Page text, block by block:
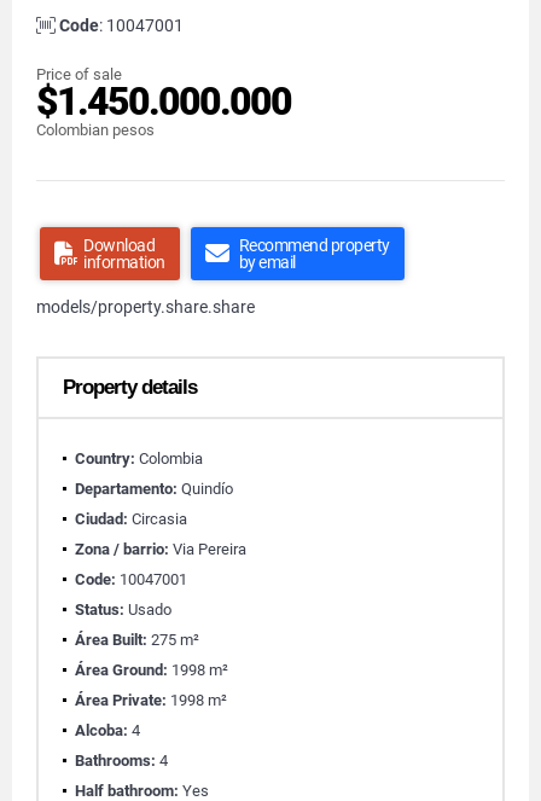
Code: 10047001
Price of sale
$1.450.000.000
Colombian pesos
Download
information
Recommend property
by email
models/property.share.share
Property details
Country: Colombia
Departamento: Quindío
Ciudad: Circasia
Zona / barrio: Via Pereira
Code: 10047001
Status: Usado
Área Built: 275 m²
Área Ground: 1998 m²
Área Private: 1998 m²
Alcoba: 4
Bathrooms: 4
Half bathroom: Yes